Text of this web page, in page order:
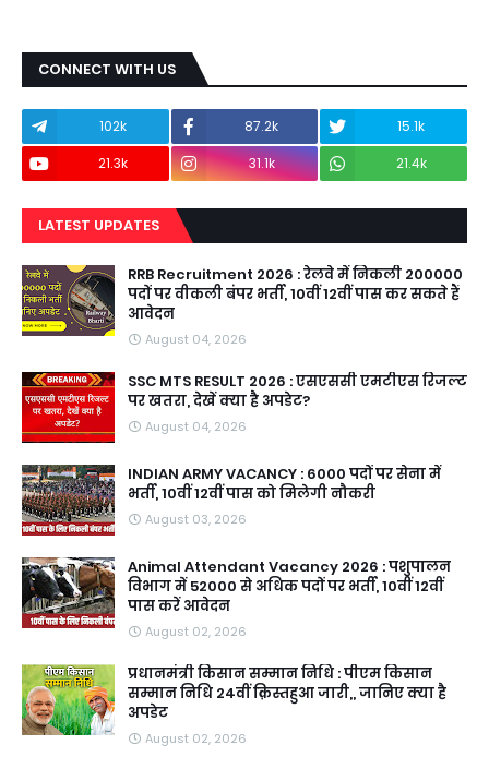
CONNECT WITH US
102k 87.2k
15.1k
21.3k
31.1k 21.4k
LATEST UPDATES
RRB Recruitment 2026 : रेलवे में निकली 200000
पदों पर वीकली बंपर भर्ती, 10वीं 12वीं पास कर सकते हैं
आवेदन
August 04, 2026
SSC MTS RESULT 2026 : एसएससी एमटीएस रिजल्ट
पर खतरा, देखें क्या है अपडेट?
August 04, 2026
INDIAN ARMY VACANCY : 6000 पदों पर सेना में
भर्ती, 10वीं 12वीं पास को मिलेगी नौकरी
August 03, 2026
Animal Attendant Vacancy 2026 : पशुपालन
विभाग में 52000 से अधिक पदों पर भर्ती, 10वीं 12वीं
पास करें आवेदन
August 02, 2026
प्रधानमंत्री किसान सम्मान निधि : पीएम किसान
सम्मान निधि 24वीं क़िस्तहुआ जारी,, जानिए क्या है
अपडेट
August 02, 2026